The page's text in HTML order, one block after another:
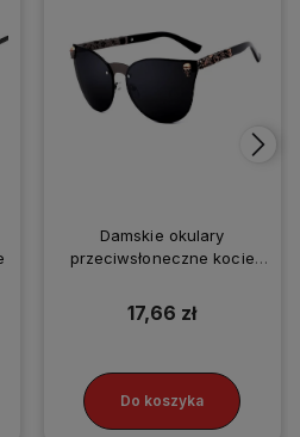
Damskie okulary
przeciwsłoneczne kocie
17,66 zł
Do koszyka